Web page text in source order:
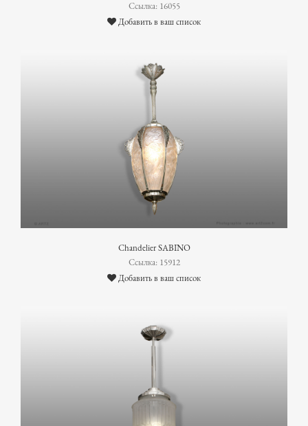
Ссылка: 16055
Добавить в ваш список
Chandelier SABINO
Ссылка: 15912
Добавить в ваш список